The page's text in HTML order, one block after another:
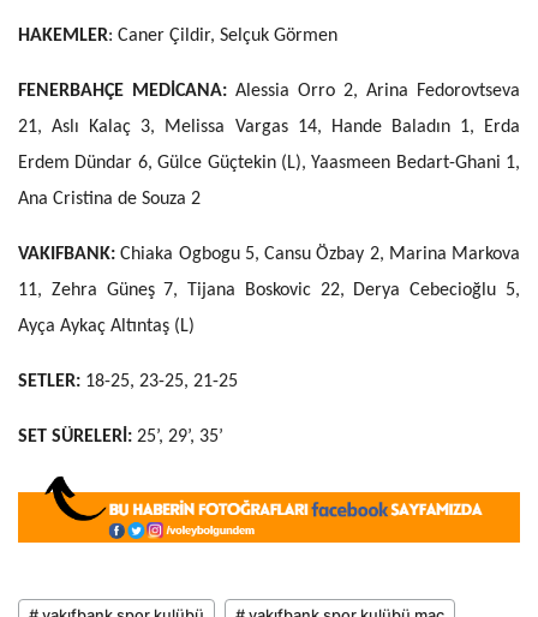
HAKEMLER: Caner Çildir, Selçuk Görmen
FENERBAHÇE MEDİCANA: Alessia Orro 2, Arina Fedorovtseva
21, Aslı Kalaç 3, Melissa Vargas 14, Hande Baladın 1, Erda
Erdem Dündar 6, Gülce Güçtekin (L), Yaasmeen Bedart-Ghani 1,
Ana Cristina de Souza 2
VAKIFBANK:Chiaka Ogbogu 5, Cansu Özbay 2, Marina Markova
11, Zehra Güneş 7, Tijana Boskovic 22, Derya Cebecioğlu 5,
Ayça Aykaç Altıntaş (L)
SETLER: 18-25, 23-25, 21-25
SET SÜRELERİ: 25’, 29’, 35’